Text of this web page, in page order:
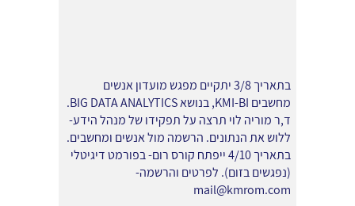
בתאריך 3/8 יתקיים מפגש מועדון אנשים
מחשבים KMI-BI, בנושא BIG DATA ANALYTICS.
ד,ר מוריה לוי תרצה על תפקידו של מנהל הידע-
ללוש את הנתונים. הרשמה מול אנשים ומחשבים.
בתאריך 4/10 ייפתח קורס רום- בפורמט דיגיטלי
(נפגשים בזום). לפרטים והרשמה-
mail@kmrom.com